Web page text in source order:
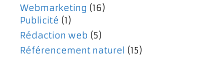
Webmarketing (16)
Publicité (1)
Rédaction web (5)
Référencement naturel (15)